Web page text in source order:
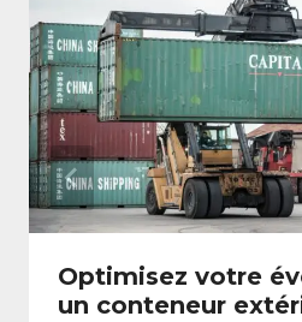
Optimisez votre
un conteneur